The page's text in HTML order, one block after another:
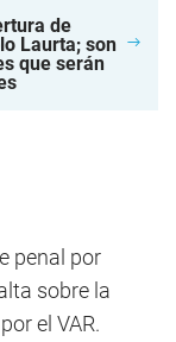
de
Laurta; son
que serán
penal por
sobre la
el VAR.